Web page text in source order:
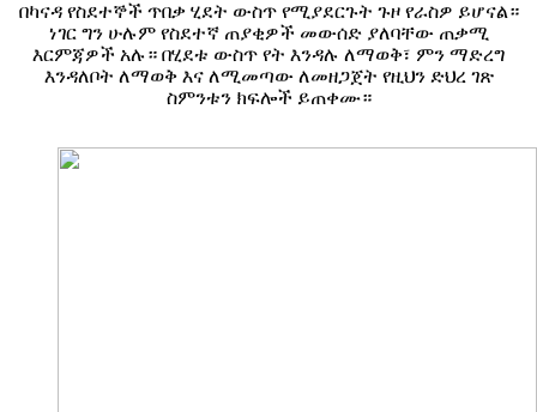
በካናዳ የስደተኞች ጥበቃ ሂደት ውስጥ የሚያደርጉት ጉዞ የራስዎ ይሆናል።
ነገር ግን ሁሉም የስደተኛ ጠያቂዎች መውሰድ ያለባቸው ጠቃሚ
እርምጃዎች አሉ። በሂደቱ ውስጥ የት እንዳሉ ለማወቅ፣ ምን ማድረግ
እንዳለቦት ለማወቅ እና ለሚመጣው ለመዘጋጀት የዚህን ድህረ ገጽ
ስምንቱን ክፍሎች ይጠቀሙ።